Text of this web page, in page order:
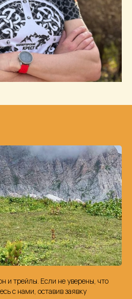
и трейлы. Если не уверены, что
с нами, оставив заявку